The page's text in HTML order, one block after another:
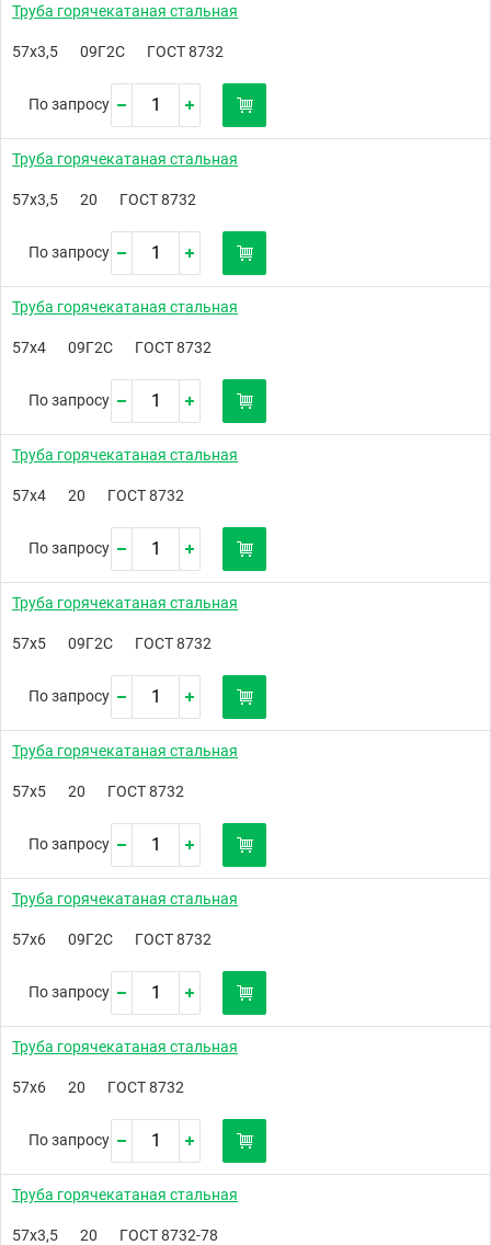
Труба горячекатаная стальная
57х3,5 09Г2С ГОСТ 8732
По запросу
Труба горячекатаная стальная
57х3,5 20 ГОСТ 8732
По запросу
Труба горячекатаная стальная
57х4 09Г2С ГОСТ 8732
По запросу
Труба горячекатаная стальная
57х4 20 ГОСТ 8732
По запросу
Труба горячекатаная стальная
57х5 09Г2С ГОСТ 8732
По запросу
Труба горячекатаная стальная
57х5 20 ГОСТ 8732
По запросу
Труба горячекатаная стальная
57х6 09Г2С ГОСТ 8732
По запросу
Труба горячекатаная стальная
57х6 20 ГОСТ 8732
По запросу
Труба горячекатаная стальная
57х3,5 20 ГОСТ 8732-78